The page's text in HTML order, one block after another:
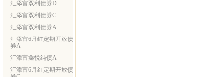
汇添富双利债券D
汇添富双利债券C
汇添富双利债券A
汇添富6月红定期开放债
券A
汇添富鑫悦纯债A
汇添富6月红定期开放债